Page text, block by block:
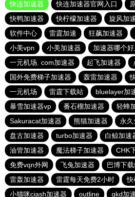
快连加速器
快连加速器官网入口
快鸭加速器
快柠檬加速器 旋风加
软件中心
雷霆加速 狂飙加速器
小美vpn
小美加速器
加速器哪个好
一元机场. com加速器
起飞加速器
国外免费梯子加速器
轰雷加速器
一元机场
雷霆下载站 bluelayer加
暴雪加速器vp
番石榴加速器
轻蜂
Sakuracat加速器
熊猫加速器
永
盘古加速器
turbo加速器 白鲸加速
油管加速器
魔法梯子加速器 CHK
免费vqn外网
飞兔加速器 巴博下
雷轰加速器
雷霆每天免费2小时
快
小猫咪ciash加速器
outline gkd加